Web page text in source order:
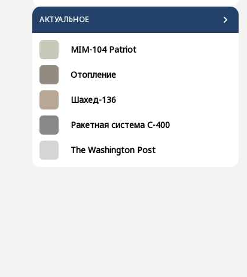
АКТУАЛЬНОЕ
MIM-104 Patriot
Отопление
Шахед-136
Ракетная система С-400
The Washington Post